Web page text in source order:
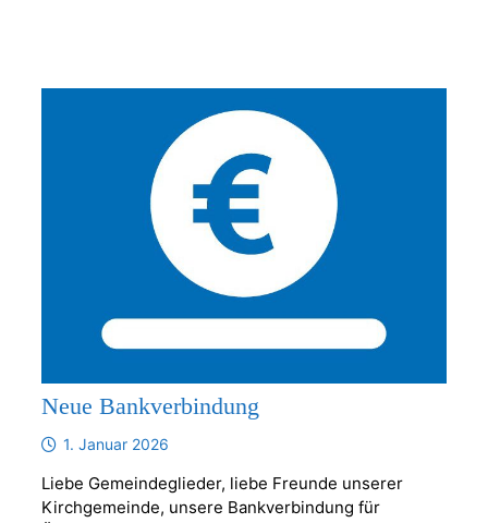
Neue Bankverbindung
1. Januar 2026
Liebe Gemeindeglieder, liebe Freunde unserer
Kirchgemeinde, unsere Bankverbindung für